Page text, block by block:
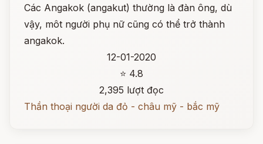
Các Angakok (angakut) thường là đàn ông, dù
vậy, môt người phụ nữ cũng có thể trở thành
angakok.
12-01-2020
⭐ 4.8
2,395 lượt đọc
Thần thoại người da đỏ - châu mỹ - bắc mỹ